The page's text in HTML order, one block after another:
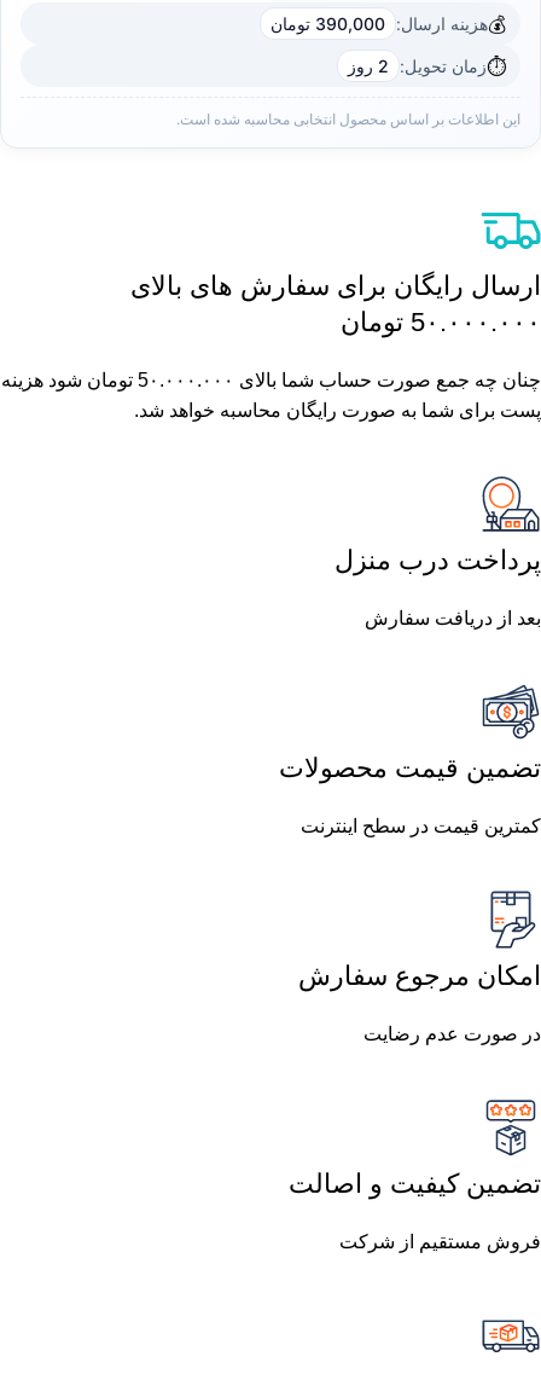
💰هزینه ارسال: 390,000 تومان
⏱️زمان تحویل: 2 روز
این اطلاعات بر اساس محصول انتخابی محاسبه شده است.
ارسال رایگان برای سفارش های بالای
5٠.٠٠٠.٠٠٠ تومان
چنان چه جمع صورت حساب شما بالای 5٠.٠٠٠.٠٠٠ تومان شود هزینه
پست برای شما به صورت رایگان محاسبه خواهد شد.
پرداخت درب منزل
بعد از دریافت سفارش
تضمین قیمت محصولات
کمترین قیمت در سطح اینترنت
امکان مرجوع سفارش
در صورت عدم رضایت
تضمین کیفیت و اصالت
فروش مستقیم از شرکت